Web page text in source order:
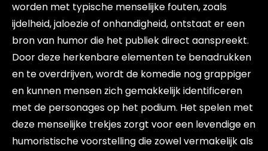
worden met typische menselijke fouten, zoals
ijdelheid, jaloezie of onhandigheid, ontstaat er een
bron van humor die het publiek direct aanspreekt.
Door deze herkenbare elementen te benadrukken
en te overdrijven, wordt de komedie nog grappiger
en kunnen mensen zich gemakkelijk identificeren
met de personages op het podium. Het spelen met
deze menselijke trekjes zorgt voor een levendige en
humoristische voorstelling die zowel vermakelijk als